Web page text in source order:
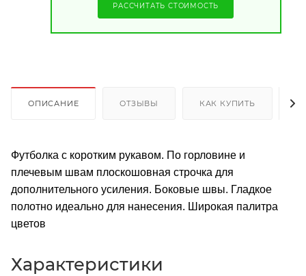
РАССЧИТАТЬ СТОИМОСТЬ
ОПИСАНИЕ ОТЗЫВЫ КАК КУПИТЬ
Футболка с коротким рукавом. По горловине и
плечевым швам плоскошовная строчка для
дополнительного усиления. Боковые швы. Гладкое
полотно идеально для нанесения. Широкая палитра
цветов
Характеристики